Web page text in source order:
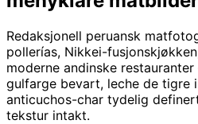
Redaksjonell peruansk
pollerías, Nikkei-
moderne andinske
gulfarge bevart, leche de tigre
anticuchos-char tydelig
tekstur intakt.